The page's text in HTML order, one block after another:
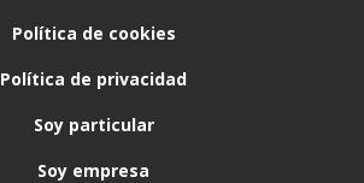
Política de cookies
Política de privacidad
Soy particular
Soy empresa